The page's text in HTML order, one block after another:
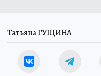
Татьяна ГУЩИНА